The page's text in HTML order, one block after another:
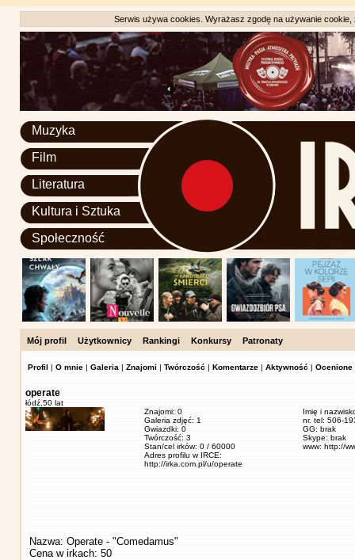
Serwis używa cookies. Wyrażasz zgodę na używanie
Muzyka
Film
Literatura
Kultura i Sztuka
Społeczność
Mój profil Użytkownicy Rankingi Konkursy Patronaty
Profil | O mnie | Galeria | Znajomi | Twórczość | Komentarze | Aktywność | Ocenione
operate
łódź, 50 lat
Znajomi: 0
Galeria zdjęć: 1
Gwiazdki: 0
Twórczość: 3
Stan/cel irków: 0 / 60000
Adres profilu w IRCE:
http://irka.com.pl/u/operate
Imię i
nr. tel: 506-
GG: brak
Skype: brak
www: http://
Nazwa: Operate - "Comedamus"
Cena w irkach: 50